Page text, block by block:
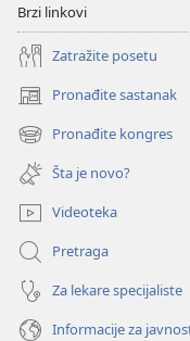
Brzi linkovi
Zatražite posetu
Pronađite sastanak
(otvara
novi
prozor)
Pronađite kongres
(otvara
novi
prozor)
Šta je novo?
Videoteka
Pretraga
Za lekare specijaliste
Informacije za